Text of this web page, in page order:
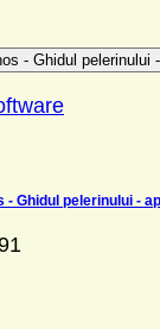
- Ghidul pelerinului
- Ghidul pelerinului -